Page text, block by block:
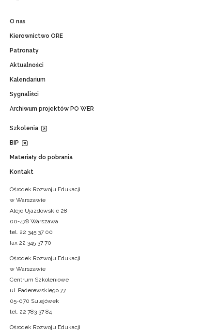
O nas
Kierownictwo ORE
Patronaty
Aktualności
Kalendarium
Sygnaliści
Archiwum projektów PO WER
Szkolenia
BIP
Materiały do pobrania
Kontakt
Ośrodek Rozwoju Edukacji
w Warszawie
Aleje Ujazdowskie 28
00-478 Warszawa
tel. 22 345 37 00
fax 22 345 37 70
Ośrodek Rozwoju Edukacji
w Warszawie
Centrum Szkoleniowe
ul. Paderewskiego 77
05-070 Sulejówek
tel. 22 783 37 84
Ośrodek Rozwoju Edukacji